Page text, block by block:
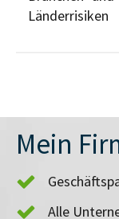
Länderrisiken
Mein
Alle